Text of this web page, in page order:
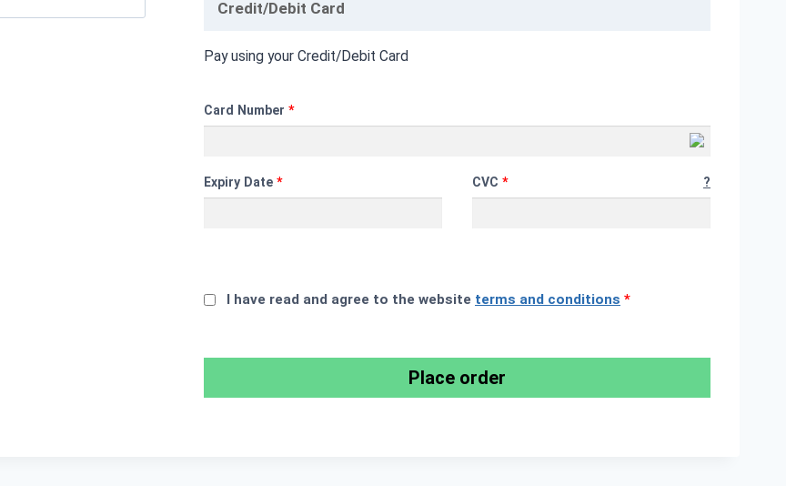
Credit/Debit Card
Pay using your Credit/Debit Card
Card Number *
Expiry Date * CVC* ?
I have read and agree to the website terms and conditions *
Place order